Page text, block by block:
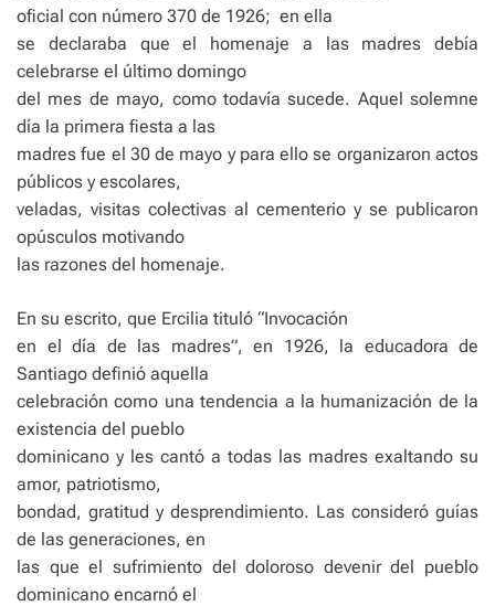
oficial con número 370 de 1926; en ella
se declaraba que el homenaje a las madres debía
celebrarse el último domingo
del mes de mayo, como todavía sucede. Aquel solemne
día la primera fiesta a las
madres fue el 30 de mayo y para ello se organizaron actos
públicos y escolares,
veladas, visitas colectivas al cementerio y se publicaron
opúsculos motivando
las razones del homenaje.
En su escrito, que Ercilia tituló “Invocación
en el día de las madres”, en 1926, la educadora de
Santiago definió aquella
celebración como una tendencia a la humanización de la
existencia del pueblo
dominicano y les cantó a todas las madres exaltando su
amor, patriotismo,
bondad, gratitud y desprendimiento. Las consideró guías
de las generaciones, en
las que el sufrimiento del doloroso devenir del pueblo
dominicano encarnó el